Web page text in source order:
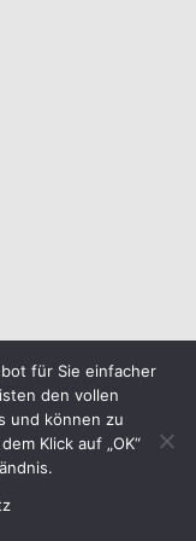
für Sie einfacher
den vollen
und können zu
Klick auf „OK“